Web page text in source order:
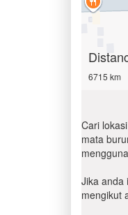
6715 km
Cari
mata
Jika anda
mengikut